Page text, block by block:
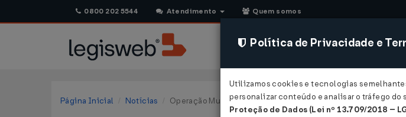
0800 202 5544 Atendimento Quem somos
CONSULTORIA
Página Inicial Notícias Operação Muralha divulga o primeiro balanço parcial...
Política de Privacidade e
Utilizamos cookies e tecnologias
personalizar conteúdo e analisar o tráfego do
Proteção de Dados (Lei nº 13.709/2018 –